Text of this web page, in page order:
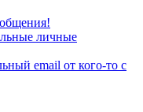
личные
email от кого-то с